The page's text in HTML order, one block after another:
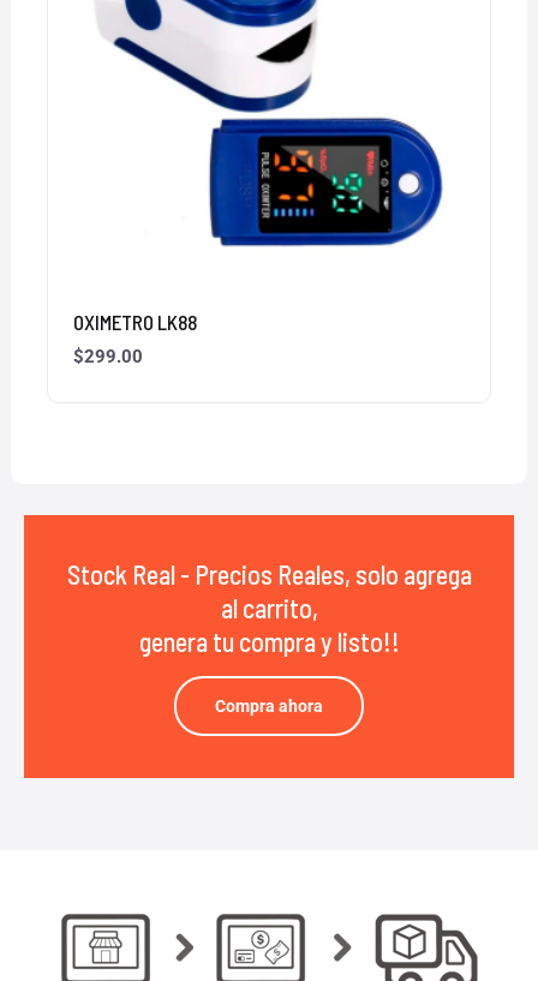
OXIMETRO LK88
$299.00
Stock Real - Precios Reales, solo agrega
al carrito,
genera tu compra y listo!!
Compra ahora